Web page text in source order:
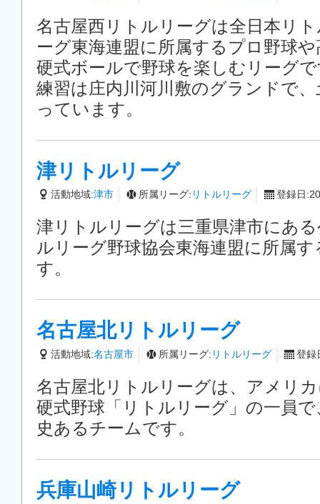
名古屋西リトルリーグは全日本リ
ーグ東海連盟に所属するプロ野球
硬式ボールで野球を楽しむリーグ
練習は庄内川河川敷のグランドで
っています。
津リトルリーグ
活動地域:津市 所属リーグ: リトルリーグ 登録日
津リトルリーグは三重県津市にあ
ルリーグ野球協会東海連盟に所属
す。
名古屋北リトルリーグ
活動地域:名古屋市 所属リーグ: リトルリーグ 登録
名古屋北リトルリーグは、アメリ
硬式野球「リトルリーグ」の一員
史あるチームです。
兵庫山崎リトルリーグ